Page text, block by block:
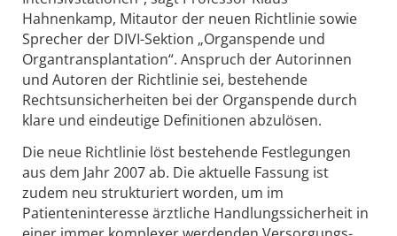
Hahnenkamp, Mitautor der neuen Richtlinie sowie
Sprecher der DIVI-Sektion „Organspende und
Organtransplantation“. Anspruch der Autorinnen
und Autoren der Richtlinie sei, bestehende
Rechtsunsicherheiten bei der Organspende durch
klare und eindeutige Definitionen abzulösen.
Die neue Richtlinie löst bestehende Festlegungen
aus dem Jahr 2007 ab. Die aktuelle Fassung ist
zudem neu strukturiert worden, um im
Patienteninteresse ärztliche Handlungssicherheit in